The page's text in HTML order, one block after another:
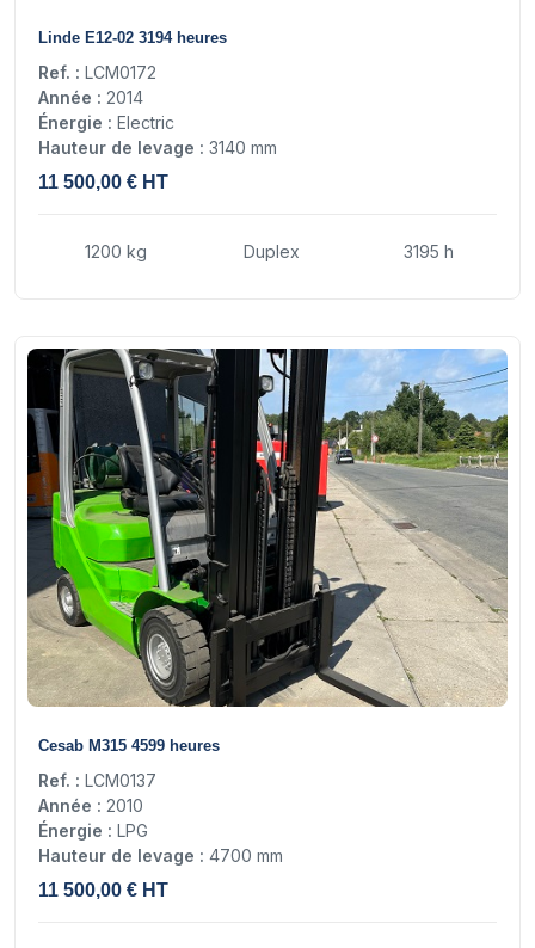
Linde E12-02 3194 heures
Ref. : LCM0172
Année : 2014
Énergie : Electric
Hauteur de levage : 3140 mm
11 500,00 € HT
1200 kg Duplex 3195 h
Cesab M315 4599 heures
Ref. : LCM0137
Année : 2010
Énergie : LPG
Hauteur de levage : 4700 mm
11 500,00 € HT